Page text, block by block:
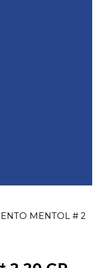
MENTOL # 2